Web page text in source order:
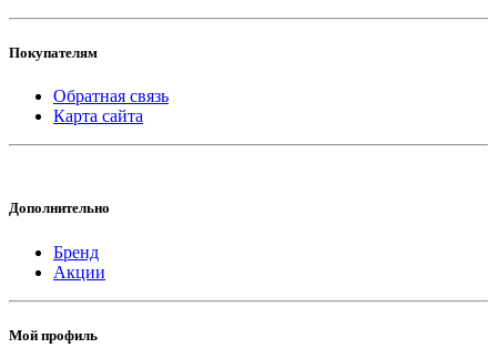
Покупателям
Обратная связь
Карта сайта
Дополнительно
Бренд
Акции
Мой профиль